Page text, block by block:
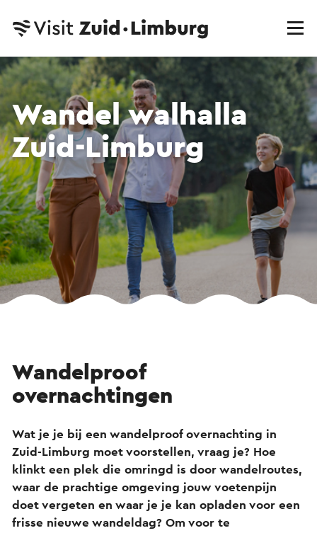
Wandel walhalla
Zuid-Limburg
Wandelproof
overnachtingen
Wat je je bij een wandelproof overnachting in
Zuid-Limburg moet voorstellen, vraag je? Hoe
klinkt een plek die omringd is door wandelroutes,
waar de prachtige omgeving jouw voetenpijn
doet vergeten en waar je je kan opladen voor een
frisse nieuwe wandeldag? Om voor te